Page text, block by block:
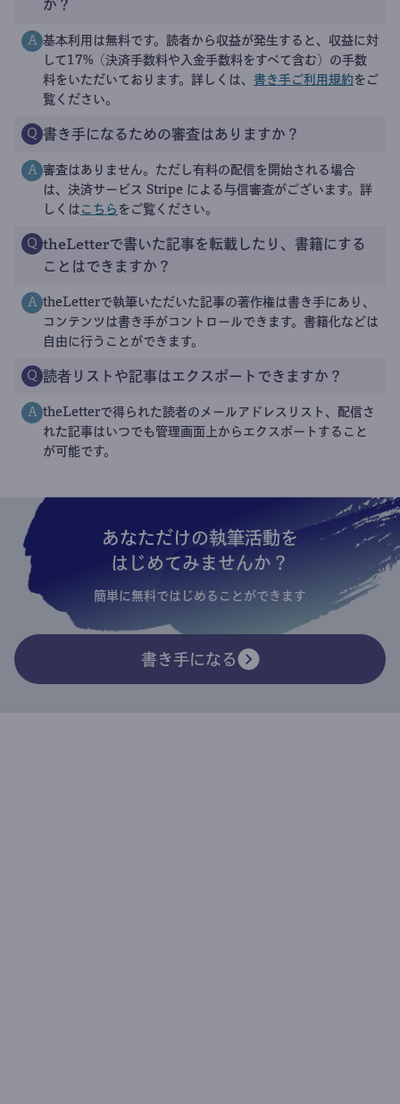
か？
A 基本利用は無料です。読者から収益が発生すると、収益に対
して17%（決済手数料や入金手数料をすべて含む）の手数
料をいただいております。詳しくは、 書き手ご利用規約 をご
覧ください。
Q 書き手になるための審査はありますか？
A 審査はありません。ただし有料の配信を開始される場合
は、決済サービス Stripe による与信審査がございます。詳
しくは こちら をご覧ください。
Q theLetterで書いた記事を転載したり、書籍にする
ことはできますか？
A theLetterで執筆いただいた記事の著作権は書き手にあり、
コンテンツは書き手がコントロールできます。書籍化などは
自由に行うことができます。
Q 読者リストや記事はエクスポートできますか？
A theLetterで得られた読者のメールアドレスリスト、配信さ
れた記事はいつでも管理画面上からエクスポートすること
が可能です。
あなただけの執筆活動を
はじめてみませんか？
簡単に無料ではじめることができます
書き手になる